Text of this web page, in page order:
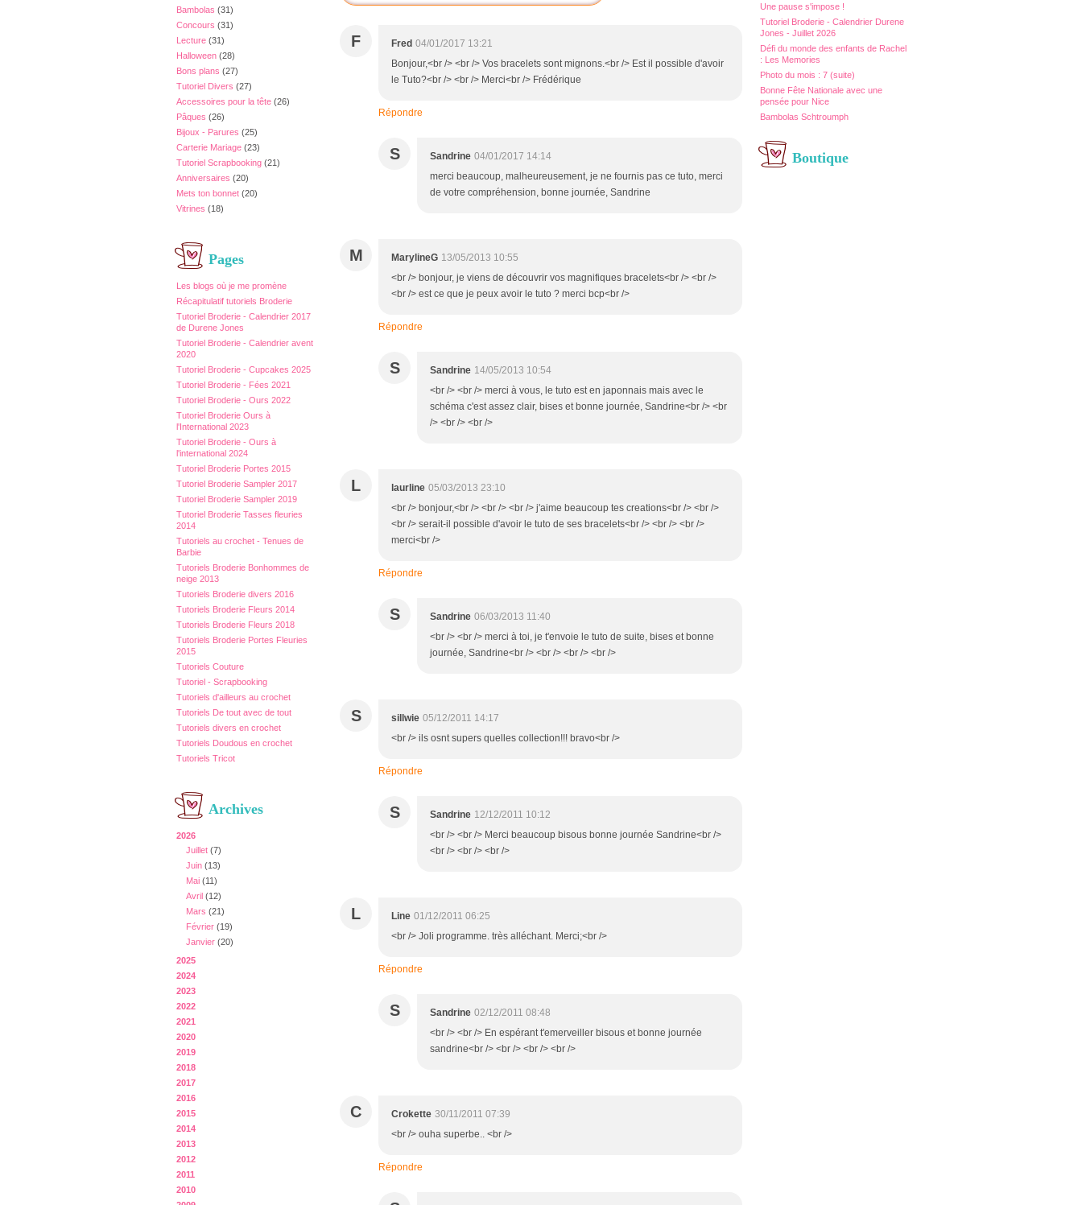
Bambolas (31)
Concours (31)
Lecture (31)
Halloween (28)
Bons plans (27)
Tutoriel Divers (27)
Accessoires pour la tête (26)
Pâques (26)
Bijoux - Parures (25)
Carterie Mariage (23)
Tutoriel Scrapbooking (21)
Anniversaires (20)
Mets ton bonnet (20)
Vitrines (18)
Pages
Les blogs où je me promène
Récapitulatif tutoriels Broderie
Tutoriel Broderie - Calendrier 2017
de Durene Jones
Tutoriel Broderie - Calendrier avent
2020
Tutoriel Broderie - Cupcakes 2025
Tutoriel Broderie - Fées 2021
Tutoriel Broderie - Ours 2022
Tutoriel Broderie Ours à
l'International 2023
Tutoriel Broderie - Ours à
l'international 2024
Tutoriel Broderie Portes 2015
Tutoriel Broderie Sampler 2017
Tutoriel Broderie Sampler 2019
Tutoriel Broderie Tasses fleuries
2014
Tutoriels au crochet - Tenues de
Barbie
Tutoriels Broderie Bonhommes de
neige 2013
Tutoriels Broderie divers 2016
Tutoriels Broderie Fleurs 2014
Tutoriels Broderie Fleurs 2018
Tutoriels Broderie Portes Fleuries
2015
Tutoriels Couture
Tutoriel - Scrapbooking
Tutoriels d'ailleurs au crochet
Tutoriels De tout avec de tout
Tutoriels divers en crochet
Tutoriels Doudous en crochet
Tutoriels Tricot
Archives
2026
Juillet (7)
Juin (13)
Mai (11)
Avril (12)
Mars (21)
Février (19)
Janvier (20)
2025
2024
2023
2022
2021
2020
2019
2018
2017
2016
2015
2014
2013
2012
2011
2010
Une pause s'impose !
Tutoriel Broderie - Calendrier Durene
Jones - Juillet 2026
Défi du monde des enfants de Rachel
: Les Memories
Photo du mois : 7 (suite)
Bonne Fête Nationale avec une
pensée pour Nice
Bambolas Schtroumph
Boutique
F Fred 04/01/2017 13:21
Bonjour,<br /> <br /> Vos bracelets sont mignons.<br /> Est il possible d'avoir
le Tuto?<br /> <br /> Merci<br /> Frédérique
Répondre
S Sandrine 04/01/2017 14:14
merci beaucoup, malheureusement, je ne fournis pas ce tuto, merci
de votre compréhension, bonne journée, Sandrine
M MarylineG 13/05/2013 10:55
<br /> bonjour, je viens de découvrir vos magnifiques bracelets<br /> <br />
<br /> est ce que je peux avoir le tuto ? merci bcp<br />
Répondre
S Sandrine 14/05/2013 10:54
<br /> <br /> merci à vous, le tuto est en japonnais mais avec le
schéma c'est assez clair, bises et bonne journée, Sandrine<br /> <br
/> <br /> <br />
L laurline 05/03/2013 23:10
<br /> bonjour,<br /> <br /> <br /> j'aime beaucoup tes creations<br /> <br />
<br /> serait-il possible d'avoir le tuto de ses bracelets<br /> <br /> <br />
merci<br />
Répondre
S Sandrine 06/03/2013 11:40
<br /> <br /> merci à toi, je t'envoie le tuto de suite, bises et bonne
journée, Sandrine<br /> <br /> <br /> <br />
S sillwie 05/12/2011 14:17
<br /> ils osnt supers quelles collection!!! bravo<br />
Répondre
S Sandrine 12/12/2011 10:12
<br /> <br /> Merci beaucoup bisous bonne journée Sandrine<br />
<br /> <br /> <br />
L Line 01/12/2011 06:25
<br /> Joli programme. très alléchant. Merci;<br />
Répondre
S Sandrine 02/12/2011 08:48
<br /> <br /> En espérant t'emerveiller bisous et bonne journée
sandrine<br /> <br /> <br /> <br />
C Crokette 30/11/2011 07:39
<br /> ouha superbe.. <br />
Répondre